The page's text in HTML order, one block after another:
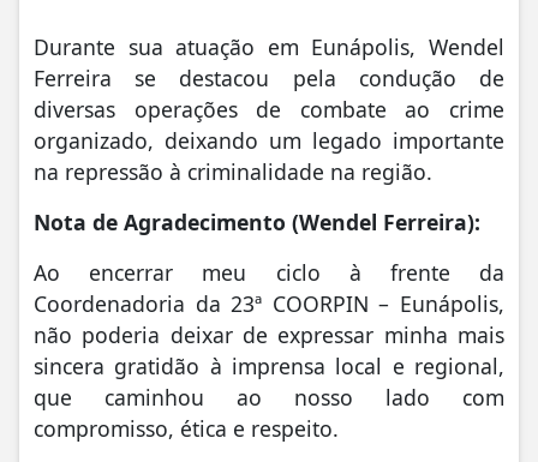
Durante sua atuação em Eunápolis, Wendel
Ferreira se destacou pela condução de
diversas operações de combate ao crime
organizado, deixando um legado importante
na repressão à criminalidade na região.
Nota de Agradecimento (Wendel Ferreira):
Ao encerrar meu ciclo à frente da
Coordenadoria da 23ª COORPIN – Eunápolis,
não poderia deixar de expressar minha mais
sincera gratidão à imprensa local e regional,
que caminhou ao nosso lado com
compromisso, ética e respeito.